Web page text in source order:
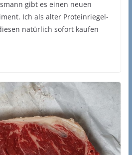
gibt es einen neuen
Ich als alter Proteinriegel-
natürlich sofort kaufen